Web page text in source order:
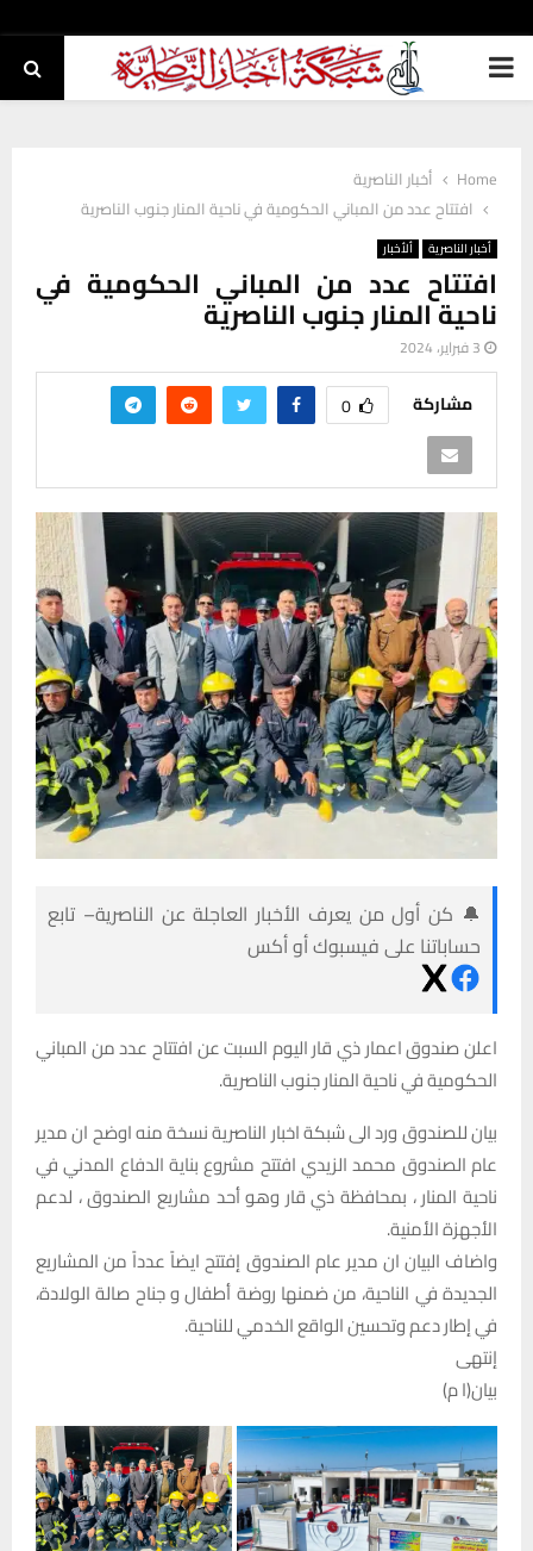
PRIMARY
Home
أخبار الناصرية
افتتاح عدد من المباني الحكومية في ناحية المنار جنوب الناصرية
أخبار الناصرية ألأخبار
افتتاح عدد من المباني الحكومية في
ناحية المنار جنوب الناصرية
3 فبراير، 2024
مشاركة 0
🔔 كن أول من يعرف الأخبار العاجلة عن الناصرية– تابع
حساباتنا على فيسبوك أو أكس
اعلن صندوق اعمار ذي قار اليوم السبت عن افتتاح عدد من المباني
الحكومية في ناحية المنار جنوب الناصرية.
بيان للصندوق ورد الى شبكة اخبار الناصرية نسخة منه اوضح ان مدير
عام الصندوق محمد الزيدي افتتح مشروع بناية الدفاع المدني في
ناحية المنار ، بمحافظة ذي قار وهو أحد مشاريع الصندوق ، لدعم
الأجهزة الأمنية.
واضاف البيان ان مدير عام الصندوق إفتتح ايضاً عدداً من المشاريع
الجديدة في الناحية، من ضمنها روضة أطفال و جناح صالة الولادة،
في إطار دعم وتحسين الواقع الخدمي للناحية.
إنتهى
بيان(ا م)